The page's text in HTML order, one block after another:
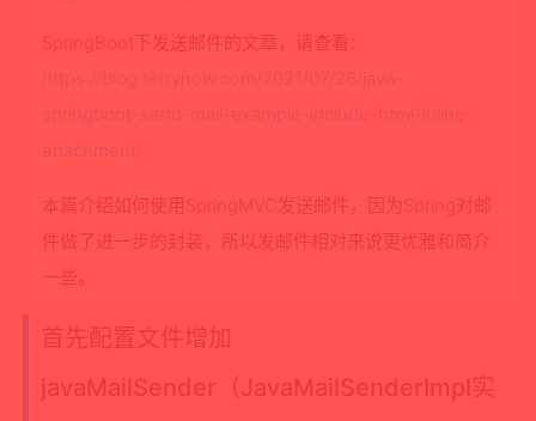
SpringBoot下发送邮件的文章，请查看：
https://blog.terrynow.com/2021/07/26/java-
springboot-send-mail-example-include-html-inline-
attachment/
本篇介绍如何使用SpringMVC发送邮件，因为Spring对邮
件做了进一步的封装，所以发邮件相对来说更优雅和简介
一些。
首先配置文件增加
javaMailSender（JavaMailSenderImpl实